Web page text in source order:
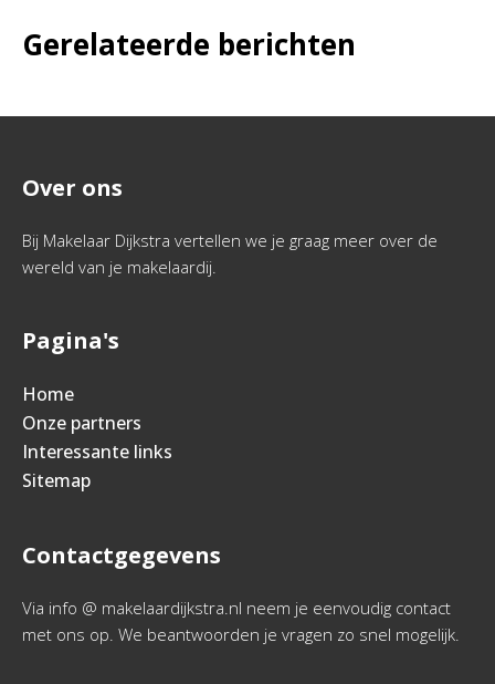
Gerelateerde berichten
Over ons
Bij Makelaar Dijkstra vertellen we je graag meer over de
wereld van je makelaardij.
Pagina's
Home
Onze partners
Interessante links
Sitemap
Contactgegevens
Via info @ makelaardijkstra.nl neem je eenvoudig contact
met ons op. We beantwoorden je vragen zo snel mogelijk.